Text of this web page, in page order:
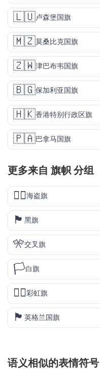
🇱🇺卢森堡国旗
🇲🇿莫桑比克国旗
🇿🇼津巴布韦国旗
🇧🇬保加利亚国旗
🇭🇰香港特别行政区旗
🇵🇦巴拿马国旗
更多来自 旗帜分组
🏴‍☠️海盗旗
🏴 黑旗
🎌交叉旗
🏳️白旗
🏳️‍🌈彩虹旗
🏴󠁧󠁢󠁥󠁮󠁧󠁿 英格兰国旗
语义相似的表情符号